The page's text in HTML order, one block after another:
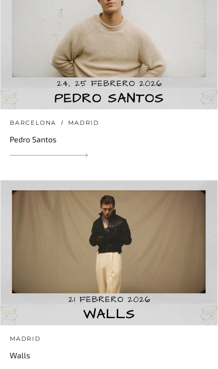
BARCELONA MADRID
Pedro Santos
MADRID
Walls